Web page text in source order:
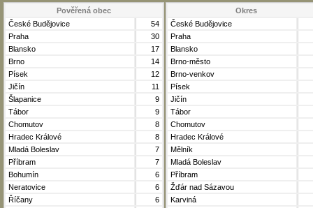
Pověřená obec
České Budějovice
54
Praha
30
Blansko
17
Brno
14
Písek
12
Jičín
11
Šlapanice
9
Tábor
9
Chomutov
8
Hradec Králové
8
Mladá Boleslav
7
Příbram
7
Bohumín
6
Neratovice
6
Říčany
6
Okres
České Budějovice
Praha
Blansko
Brno-město
Brno-venkov
Písek
Jičín
Tábor
Chomutov
Hradec Králové
Mělník
Mladá Boleslav
Příbram
Žďár nad Sázavou
Karviná